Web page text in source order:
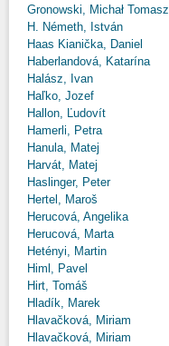
Gronowski, Michał Tomasz
H. Németh, István
Haas Kianička, Daniel
Haberlandová, Katarína
Halász, Ivan
Haľko, Jozef
Hallon, Ľudovít
Hamerli, Petra
Hanula, Matej
Harvát, Matej
Haslinger, Peter
Hertel, Maroš
Herucová, Angelika
Herucová, Marta
Hetényi, Martin
Himl, Pavel
Hirt, Tomáš
Hladík, Marek
Hlavačková, Miriam
Hlavačková, Miriam